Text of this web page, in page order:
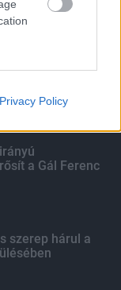
Privacy Policy
a Gál Ferenc
szerep hárul a